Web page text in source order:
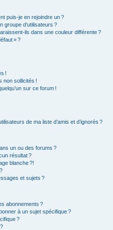
puis-je en rejoindre un ?
groupe d’utilisateurs ?
ils dans une couleur différente ?
» ?
!
non sollicités !
sur ce forum !
de ma liste d’amis et d’ignorés ?
un ou des forums ?
résultat ?
blanche ?!
et sujets ?
abonnements ?
à un sujet spécifique ?
?